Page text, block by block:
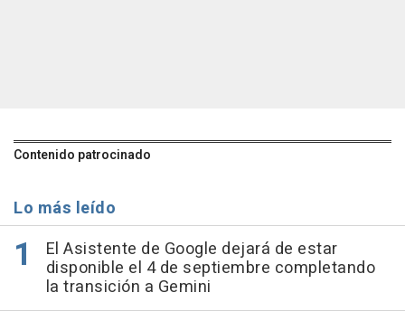
Contenido patrocinado
Lo más leído
El Asistente de Google dejará de estar
disponible el 4 de septiembre completando
la transición a Gemini